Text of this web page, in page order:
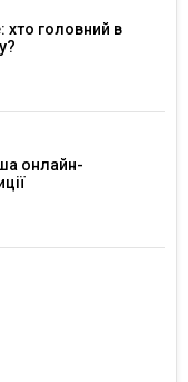
хто головний в
онлайн-